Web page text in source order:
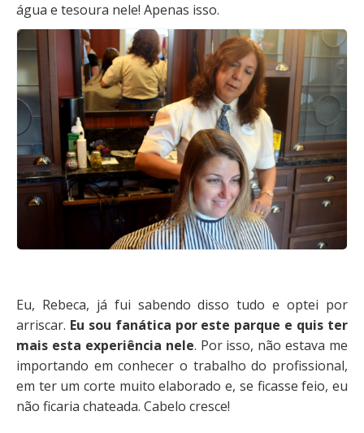
água e tesoura nele! Apenas isso.
Eu, Rebeca, já fui sabendo disso tudo e optei por
arriscar. Eu sou fanática por este parque e quis ter
mais esta experiência nele. Por isso, não estava me
importando em conhecer o trabalho do profissional,
em ter um corte muito elaborado e, se ficasse feio, eu
não ficaria chateada. Cabelo cresce!